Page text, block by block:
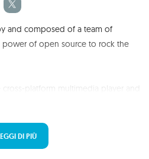
and composed of a team of
of open source to rock the
cross-platform multimedia player and
DI PIÙ